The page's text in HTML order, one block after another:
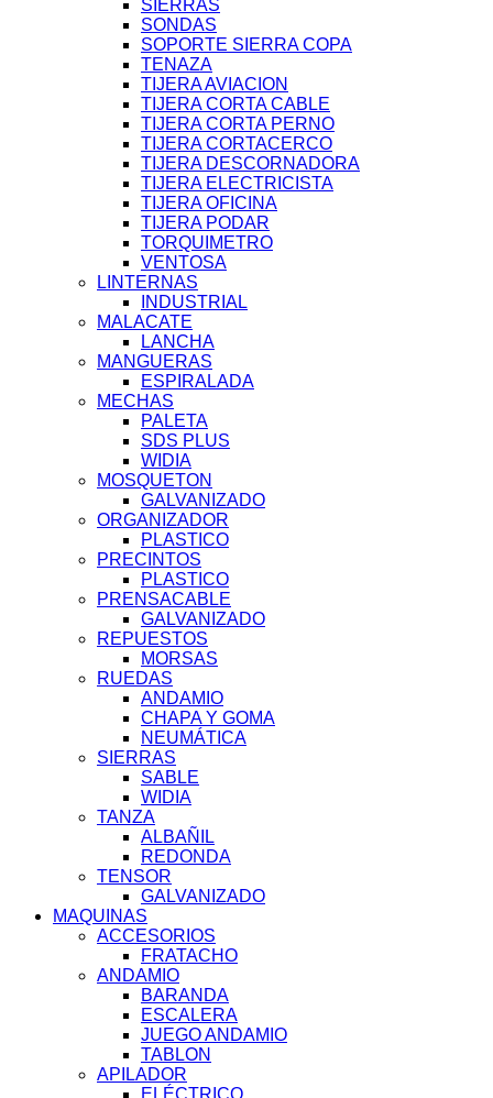
SIERRAS
SONDAS
SOPORTE SIERRA COPA
TENAZA
TIJERA AVIACION
TIJERA CORTA CABLE
TIJERA CORTA PERNO
TIJERA CORTACERCO
TIJERA DESCORNADORA
TIJERA ELECTRICISTA
TIJERA OFICINA
TIJERA PODAR
TORQUIMETRO
VENTOSA
LINTERNAS
INDUSTRIAL
MALACATE
LANCHA
MANGUERAS
ESPIRALADA
MECHAS
PALETA
SDS PLUS
WIDIA
MOSQUETON
GALVANIZADO
ORGANIZADOR
PLASTICO
PRECINTOS
PLASTICO
PRENSACABLE
GALVANIZADO
REPUESTOS
MORSAS
RUEDAS
ANDAMIO
CHAPA Y GOMA
NEUMÁTICA
SIERRAS
SABLE
WIDIA
TANZA
ALBAÑIL
REDONDA
TENSOR
GALVANIZADO
MAQUINAS
ACCESORIOS
FRATACHO
ANDAMIO
BARANDA
ESCALERA
JUEGO ANDAMIO
TABLON
APILADOR
ELÉCTRICO